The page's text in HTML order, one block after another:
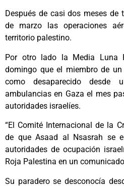
Después de casi dos meses de
de marzo las operaciones
territorio palestino.
Por otro lado la Media Luna
domingo que el miembro de
como desaparecido desde
ambulancias en Gaza el mes
autoridades israelíes.
“El Comité Internacional de la
de que Asaad al Nsasrah se
autoridades de ocupación
Roja Palestina en un
Su paradero se desconocía